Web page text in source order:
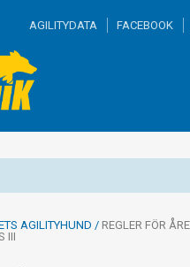
AGILITYDATA FACEBOOK
AGILITYHUND / REGLER FÖR
III